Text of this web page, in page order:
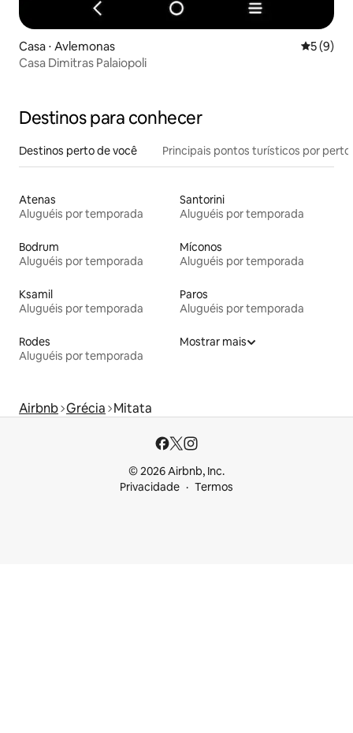
Casa ⋅ Avlemonas 5 de
5 (9)
Casa Dimitras Palaiopoli
Destinos para conhecer
Destinos perto de você Principais pontos turísticos por perto
Atenas
Aluguéis por temporada
Santorini
Aluguéis por temporada
Bodrum
Aluguéis por temporada
Míconos
Aluguéis por temporada
Ksamil
Aluguéis por temporada
Paros
Aluguéis por temporada
Rodes
Aluguéis por temporada
Mostrar mais
Airbnb Grécia Mitata
© 2026 Airbnb, Inc.
Privacidade
Termos